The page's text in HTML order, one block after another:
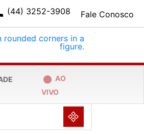
Fale Conosco
(44) 3252-3908
fiber_manual_record AO
VIVO
NULL